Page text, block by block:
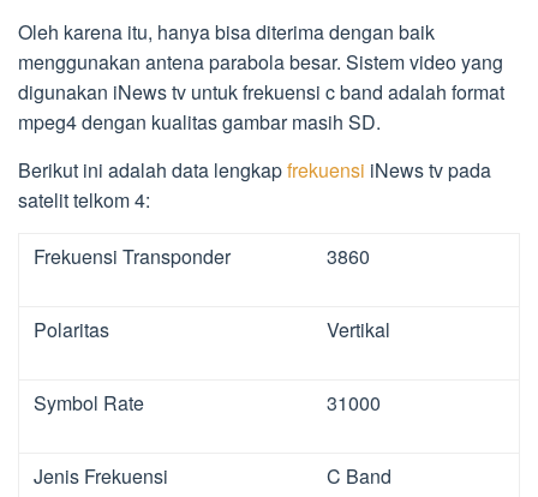
Oleh karena itu, hanya bisa diterima dengan baik
menggunakan antena parabola besar. Sistem video yang
digunakan iNews tv untuk frekuensi c band adalah format
mpeg4 dengan kualitas gambar masih SD.
Berikut ini adalah data lengkapfrekuensi iNews tv pada
satelit telkom 4:
Frekuensi Transponder 3860
Polaritas Vertikal
Symbol Rate 31000
Jenis Frekuensi C Band